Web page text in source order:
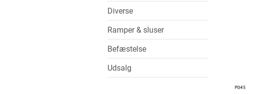
Diverse
Ramper & sluser
Befæstelse
Udsalg